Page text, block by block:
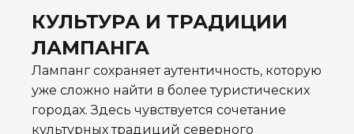
КУЛЬТУРА И ТРАДИЦИИ
ЛАМПАНГА
Лампанг сохраняет аутентичность, которую
уже сложно найти в более туристических
городах. Здесь чувствуется сочетание
культурных традиций северного